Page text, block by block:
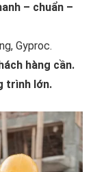
– chuẩn –
Gyproc.
hàng cần.
trình lớn.